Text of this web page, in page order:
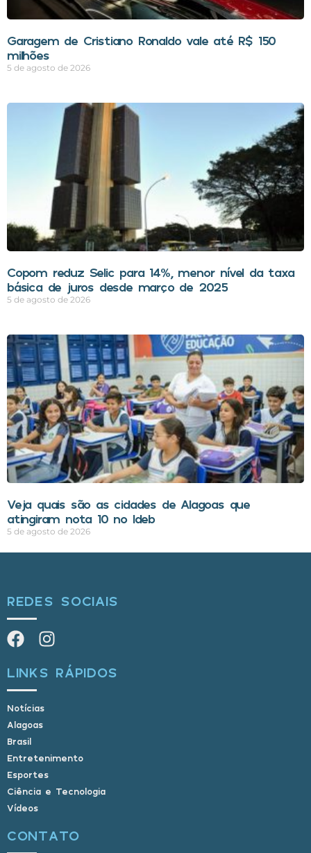
Garagem de Cristiano Ronaldo vale até R$ 150
milhões
5 de agosto de 2026
Copom reduz Selic para 14%, menor nível da taxa
básica de juros desde março de 2025
5 de agosto de 2026
Veja quais são as cidades de Alagoas que
atingiram nota 10 no Ideb
5 de agosto de 2026
REDES SOCIAIS
LINKS RÁPIDOS
Notícias
Alagoas
Brasil
Entretenimento
Esportes
Ciência e Tecnologia
Vídeos
CONTATO